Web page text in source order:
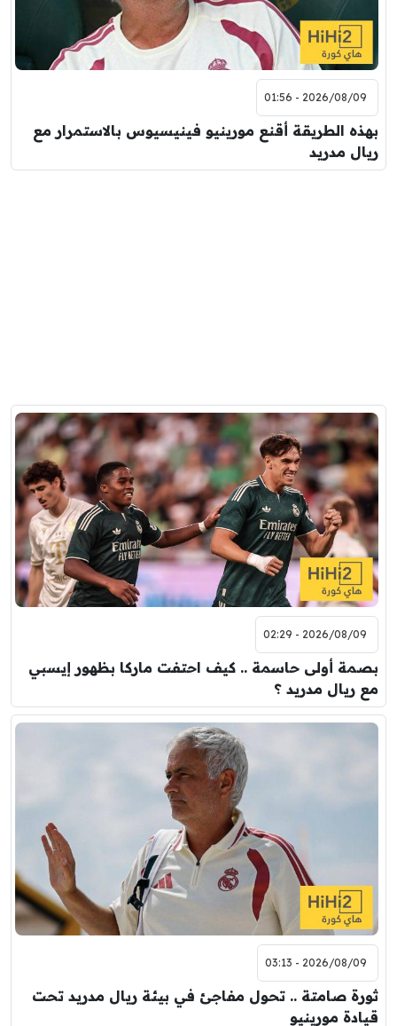
2026/08/09 - 01:56
بهذه الطريقة أقنع مورينيو فينيسيوس بالاستمرار مع
ريال مدريد
2026/08/09 - 02:29
بصمة أولى حاسمة .. كيف احتفت ماركا بظهور إيسبي
مع ريال مدريد ؟
2026/08/09 - 03:13
ثورة صامتة .. تحول مفاجئ في بيئة ريال مدريد تحت
قيادة مورينيو